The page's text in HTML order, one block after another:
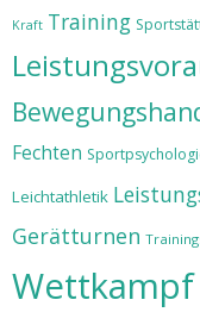
Kraft Training
Fechten
Leichtathletik
Gerätturnen
Wettkampf